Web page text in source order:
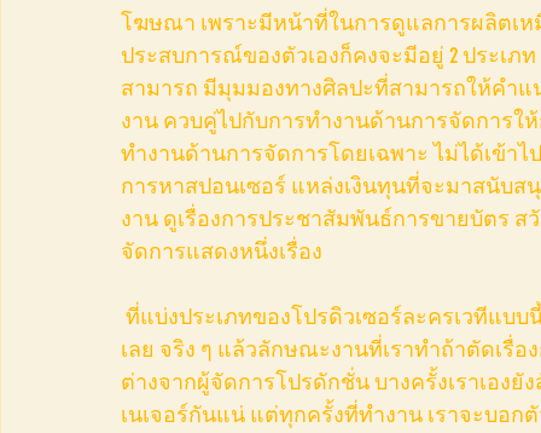
โฆษณา เพราะมีหน้าที่ในการดูแลการผลิตเ
ประสบการณ์ของตัวเองก็คงจะมีอยู่ 2 ประเ
สามารถ มีมุมมองทางศิลปะที่สามารถให้คำ
งาน ควบคู่ไปกับการทำงานด้านการจัดการใ
ทำงานด้านการจัดการโดยเฉพาะ ไม่ได้เข้า
การหาสปอนเซอร์ แหล่งเงินทุนที่จะมาสนับ
งาน ดูเรื่องการประชาสัมพันธ์การขายบัตร
จัดการแสดงหนึ่งเรื่อง
เลย จริง ๆ แล้วลักษณะงานที่เราทำถ้าตัดเรื่
ต่างจากผู้จัดการโปรดักชั่น บางครั้งเราเอง
เนเจอร์กันแน่ แต่ทุกครั้งที่ทำงาน เราจะบอก